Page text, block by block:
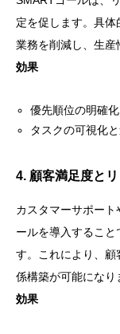
定を促します。具
業務を削減し、生産
効果
優先順位の明確
タスクの可視化
4. 顧客満足度と
カスタマーサポー
ールを導入するこ
す。これにより、
係構築が可能になり
効果